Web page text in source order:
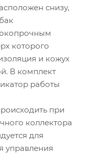
снизу,
которого
и кожух
В комплект
работы
при
коллектора
для
управления